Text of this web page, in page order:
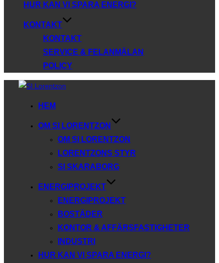
HUR KAN VI SPARA ENERGI?
KONTAKT
KONTAKT
SERVICE & FELANMÄLAN
POLICY
Hoppa
HEM
OM SI LORENTZON
OM SI LORENTZON
LORENTZONS STYR
SI SKARABORG
ENERGIPROJEKT
ENERGIPROJEKT
BOSTÄDER
KONTOR & AFFÄRSFASTIGHETER
INDUSTRI
HUR KAN VI SPARA ENERGI?